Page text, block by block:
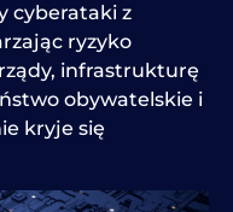
cyberataki z
ryzyko
infrastrukturę
obywatelskie i
kryje się